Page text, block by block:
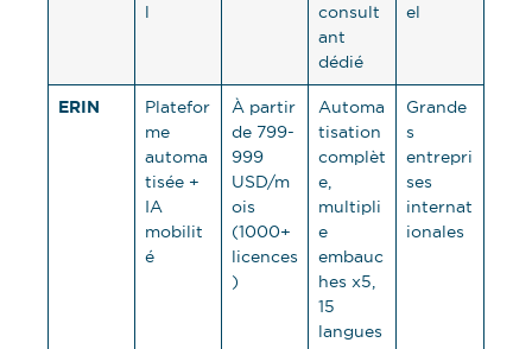
l
consult
ant
dédié
el
ERIN
Platefor
me
automa
tisée +
IA
mobilit
é
À partir
de 799-
999
USD/m
ois
(1000+
licences
)
Automa
tisation
complèt
e,
multipli
e
embauc
hes x5,
15
langues
Grande
s
entrepri
ses
internat
ionales